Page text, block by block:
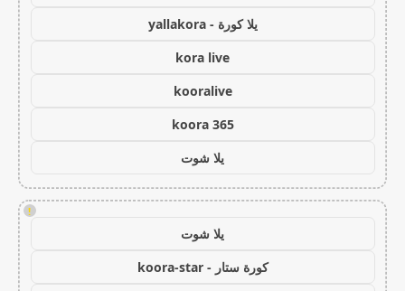
يلا كورة - yallakora
kora live
kooralive
koora 365
يلا شوت
!
يلا شوت
كورة ستار - koora-star